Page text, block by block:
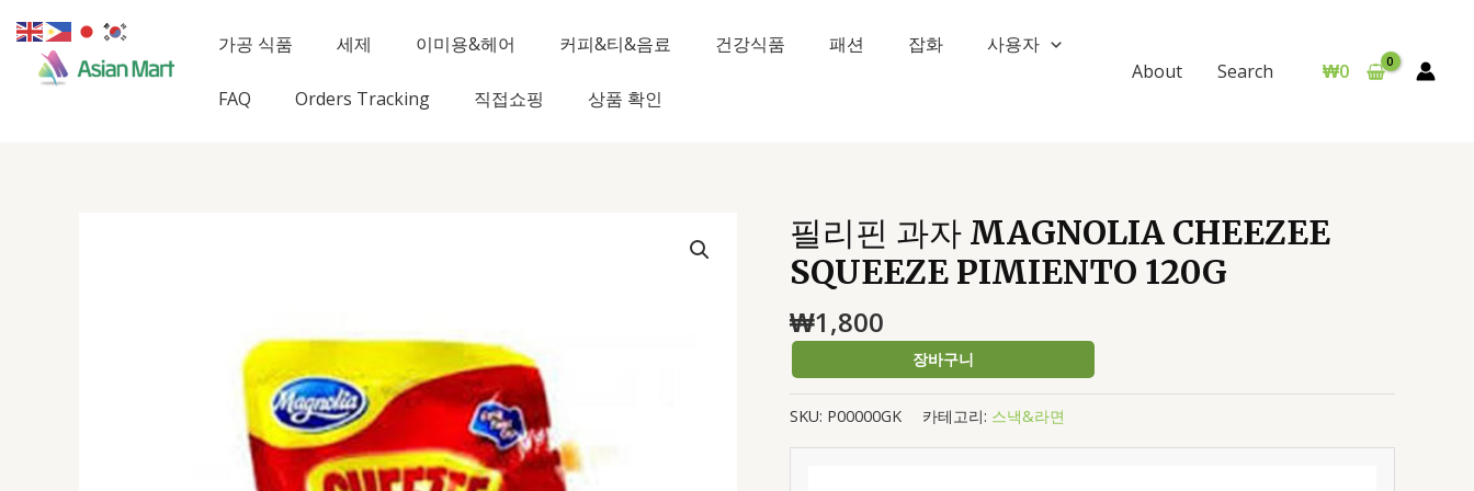
가공 식품 세제 이미용&헤어 커피&티&음료 건강식품 패션 잡화 사용자
FAQ Orders Tracking 직접쇼핑 상품 확인
About Search ₩0
필리핀 과자 MAGNOLIA CHEEZEE
SQUEEZE PIMIENTO 120G
₩1,800
필
리
핀
자
CHEEZEE
SQUEEZE
PIMIENTO
장바구니
SKU: P00000GK 카테고리: 스낵&라면